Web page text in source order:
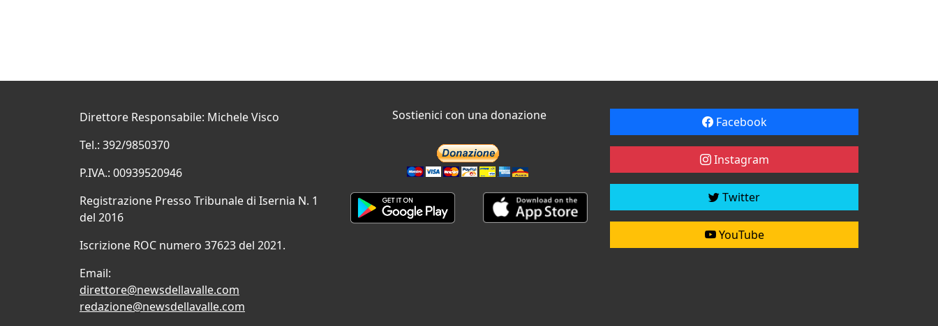
Direttore Responsabile: Michele Visco
Tel.: 392/9850370
P.IVA.: 00939520946
Registrazione Presso Tribunale di Isernia N. 1
del 2016
Iscrizione ROC numero 37623 del 2021.
Email:
direttore@newsdellavalle.com
redazione@newsdellavalle.com
Sostienici con una donazione Facebook
Instagram
Twitter
YouTube